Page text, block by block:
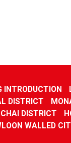
INTRODUCTION
DISTRICT
DISTRICT
WALLED